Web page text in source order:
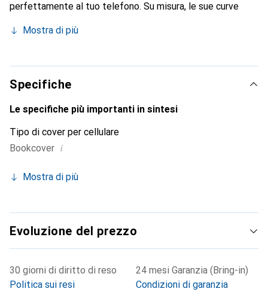
perfettamente al tuo telefono. Su misura, le sue curve
un accessorio chic e indispensabile per il tuo smartphone.
i suoi prodotti di alta qualità ed è una scelta affidabile per
una clientela esigente.
Mostra di più
Specifiche
Le specifiche più importanti in sintesi
Tipo di cover per cellulare
Bookcover i
Mostra di più
Evoluzione del prezzo
30 giorni di diritto di reso
Politica sui resi
24 mesi Garanzia (Bring-in)
Condizioni di garanzia